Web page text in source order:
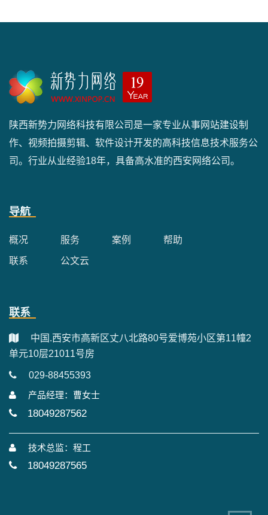
陕西新势力网络科技有限公司是一家专业从事网站建设制
作、视频拍摄剪辑、软件设计开发的高科技信息技术服务公
司。行业从业经验18年，具备高水准的西安网络公司。
导航
概况 服务 案例 帮助
联系 公文云
联系
中国.西安市高新区丈八北路80号爱博苑小区第11幢2
单元10层21011号房
029-88455393
产品经理：曹女士
18049287562
技术总监：程工
18049287565